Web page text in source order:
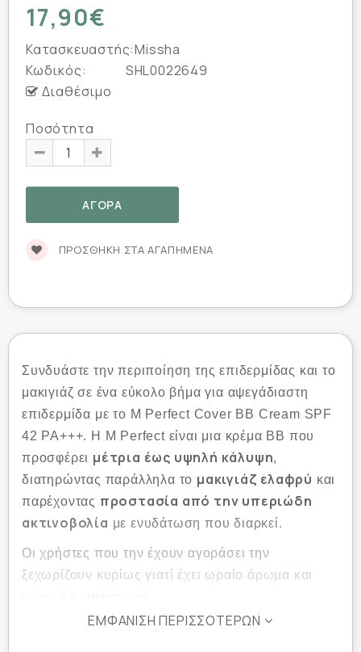
17,90€
Κατασκευαστής:Missha
Κωδικός:
SHL0022649
Διαθέσιμο
Ποσότητα
ΠΡΟΣΘΉΚΗ ΣΤΑ ΑΓΑΠΗΜΈΝΑ
Συνδυάστε την περιποίηση της επιδερμίδας και το
μακιγιάζ σε ένα εύκολο βήμα για αψεγάδιαστη
επιδερμίδα με το M Perfect Cover BB Cream SPF
42 PA+++. Η M Perfect είναι μια κρέμα BB που
προσφέρει μέτρια έως υψηλή κάλυψη,
διατηρώντας παράλληλα το μακιγιάζ ελαφρύ και
παρέχοντας προστασία από την υπεριώδη
ακτινοβολία με ενυδάτωση που διαρκεί.
Οι χρήστες που την έχουν αγοράσει την
ξεχωρίζουν κυρίως γιατί έχει ωραίο άρωμα και
ΕΜΦΆΝΙΣΗ ΠΕΡΙΣΣΌΤΕΡΩΝ